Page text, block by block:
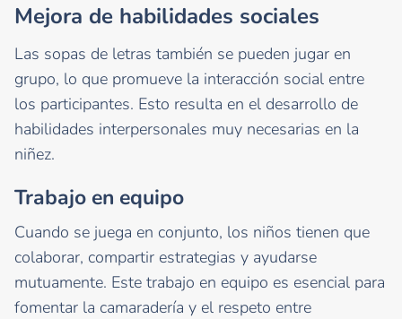
Mejora de habilidades sociales
Las sopas de letras también se pueden jugar en
grupo, lo que promueve la interacción social entre
los participantes. Esto resulta en el desarrollo de
habilidades interpersonales muy necesarias en la
niñez.
Trabajo en equipo
Cuando se juega en conjunto, los niños tienen que
colaborar, compartir estrategias y ayudarse
mutuamente. Este trabajo en equipo es esencial para
fomentar la camaradería y el respeto entre